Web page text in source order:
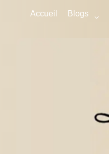
Accueil Blogs